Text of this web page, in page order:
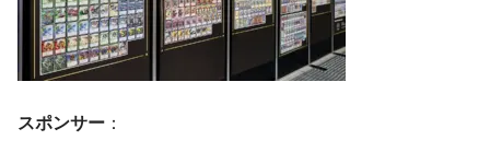
スポンサー ：